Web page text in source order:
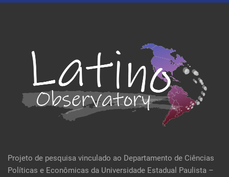
Projeto de pesquisa vinculado ao Departamento de Ciências
Políticas e Econômicas da Universidade Estadual Paulista –